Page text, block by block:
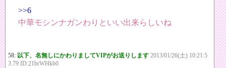
>>6
中華モシンナガンわりといい出来らしいね
58: 以下、名無しにかわりましてVIPがお送りします 2013/01/26(土) 10:21:5
3.79 ID:21brWHkb0